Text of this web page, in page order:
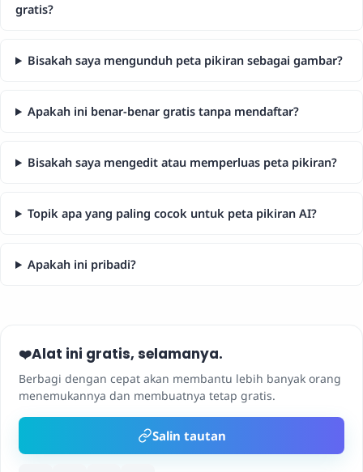
gratis?
Bisakah saya mengunduh peta pikiran sebagai gambar?
Apakah ini benar-benar gratis tanpa mendaftar?
Bisakah saya mengedit atau memperluas peta pikiran?
Topik apa yang paling cocok untuk peta pikiran AI?
Apakah ini pribadi?
❤️Alat ini gratis, selamanya.
Berbagi dengan cepat akan membantu lebih banyak orang
menemukannya dan membuatnya tetap gratis.
Salin tautan